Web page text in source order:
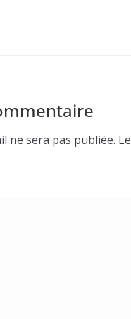
ne sera pas publiée.